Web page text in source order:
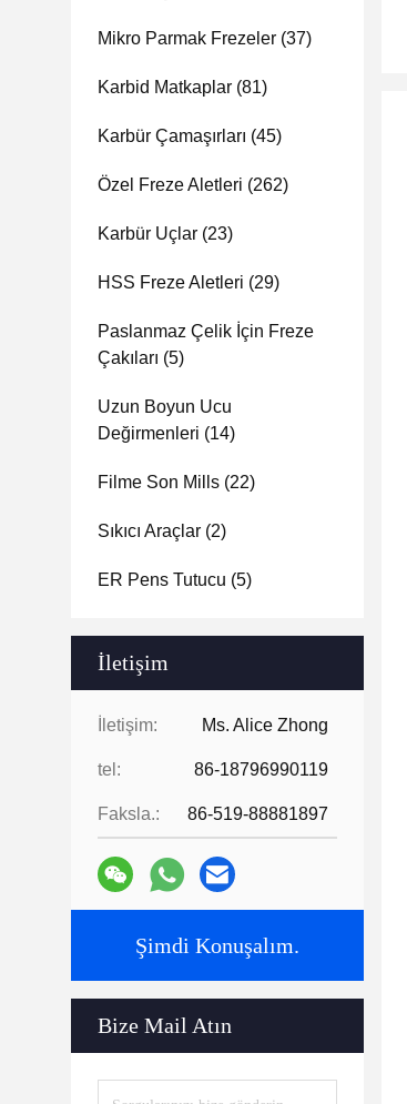
Mikro Parmak Frezeler (37)
Karbid Matkaplar (81)
Karbür Çamaşırları (45)
Özel Freze Aletleri (262)
Karbür Uçlar (23)
HSS Freze Aletleri (29)
Paslanmaz Çelik İçin Freze
Çakıları (5)
Uzun Boyun Ucu
Değirmenleri (14)
Filme Son Mills (22)
Sıkıcı Araçlar (2)
ER Pens Tutucu (5)
İletişim
İletişim: Ms. Alice Zhong
tel: 86-18796990119
Faksla.: 86-519-88881897
Şimdi Konuşalım.
Bize Mail Atın